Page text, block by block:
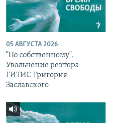
05 АВГУСТА 2026
"По собственному".
Увольнение ректора
ГИТИС Григория
Заславского